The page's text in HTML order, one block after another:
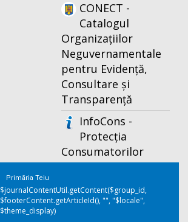
CONECT -
Catalogul
Organizațiilor
Neguvernamentale
pentru Evidență,
Consultare și
Transparență
InfoCons -
Protecția
Consumatorilor
Primăria Teiu
$journalContentUtil.getContent($group_id,
$footerContent.getArticleId(), "", "$locale",
$theme_display)